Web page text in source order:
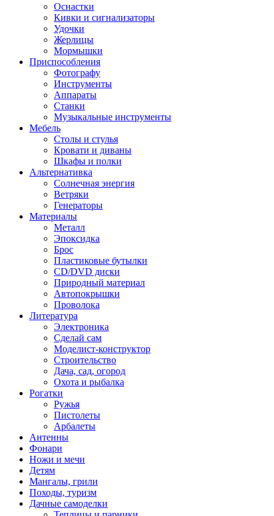
Оснастки
Кивки и сигнализаторы
Удочки
Жерлицы
Мормышки
Приспособления
Фотографу
Инструменты
Аппараты
Станки
Музыкальные инструменты
Мебель
Столы и стулья
Кровати и диваны
Шкафы и полки
Альтернативка
Солнечная энергия
Ветряки
Генераторы
Материалы
Металл
Эпоксидка
Брос
Пластиковые бутылки
CD/DVD диски
Природный материал
Автопокрышки
Проволока
Литература
Электроника
Сделай сам
Моделист-конструктор
Строительство
Дача, сад, огород
Охота и рыбалка
Рогатки
Ружья
Пистолеты
Арбалеты
Антенны
Фонари
Ножи и мечи
Детям
Мангалы, грили
Походы, туризм
Дачные самоделки